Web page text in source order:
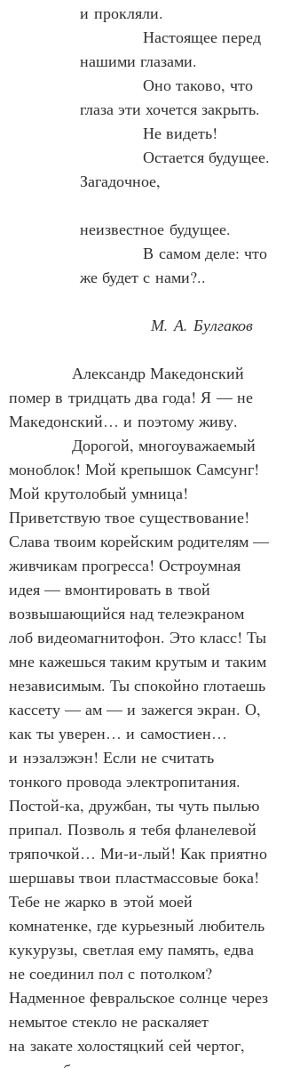
и прокляли.
Настоящее перед
нашими глазами.
Оно таково, что
глаза эти хочется закрыть.
Не видеть!
Остается будущее.
Загадочное,
неизвестное будущее.
В самом деле: что
же будет с нами?..
М. А. Булгаков
Александр Македонский
помер в тридцать два года! Я — не
Македонский… и поэтому живу.
Дорогой, многоуважаемый
моноблок! Мой крепышок Самсунг!
Мой крутолобый умница!
Приветствую твое существование!
Слава твоим корейским родителям —
живчикам прогресса! Остроумная
идея — вмонтировать в твой
возвышающийся над телеэкраном
лоб видеомагнитофон. Это класс! Ты
мне кажешься таким крутым и таким
независимым. Ты спокойно глотаешь
кассету — ам — и зажегся экран. О,
как ты уверен… и самостиен…
и нэзалэжэн! Если не считать
тонкого провода электропитания.
Постой‑ка, дружбан, ты чуть пылью
припал. Позволь я тебя фланелевой
тряпочкой… Ми‑и-лый! Как приятно
шершавы твои пластмассовые бока!
Тебе не жарко в этой моей
комнатенке, где курьезный любитель
кукурузы, светлая ему память, едва
не соединил пол с потолком?
Надменное февральское солнце через
немытое стекло не раскаляет
на закате холостяцкий сей чертог,